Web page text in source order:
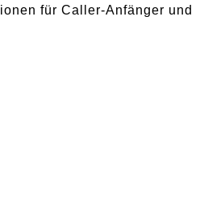
für Caller-Anfänger und